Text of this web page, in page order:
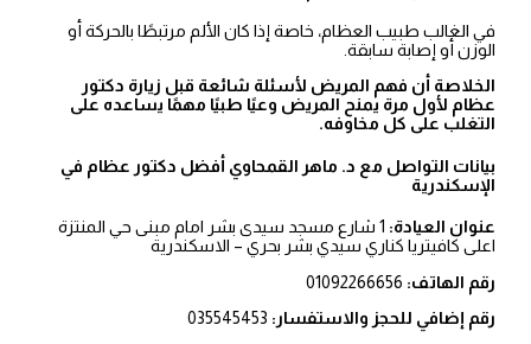
في الغالب طبيب العظام، خاصة إذا كان الألم مرتبطًا بالحركة أو
الوزن أو إصابة سابقة.
الخلاصة أن فهم المريض لأسئلة شائعة قبل زيارة دكتور
عظام لأول مرة يمنح المريض وعيًا طبيًا مهمًا يساعده على
التغلب على كل مخاوفه.
بيانات التواصل مع د. ماهر القمحاوي أفضل دكتور عظام في
الإسكندرية
عنوان العيادة:
1 شارع مسجد سيدى بشر امام مبنى حي المنتزة
اعلى كافيتريا كناري سيدي بشر بحري – الاسكندرية
رقم الهاتف:
رقم إضافي للحجز والاستفسار: